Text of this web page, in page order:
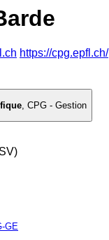
https://cpg.epfl.ch/
, CPG - Gestion
GE